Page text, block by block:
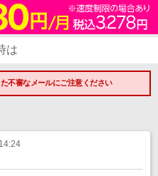
は
た不審なメールにご注意ください